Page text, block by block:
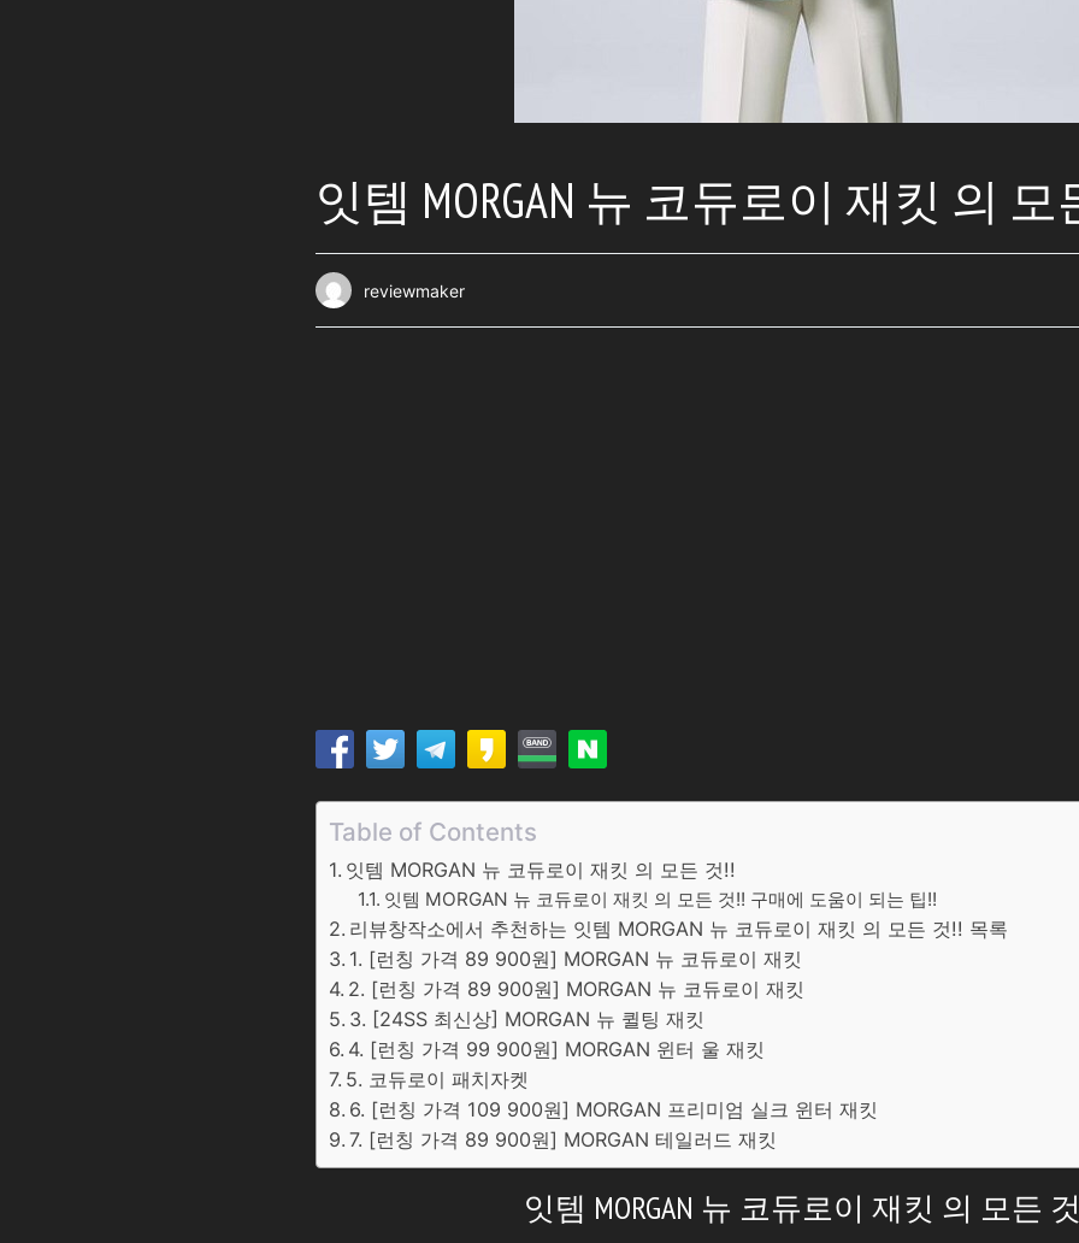
잇템 MORGAN 뉴 코듀로이 재킷 의 모
reviewmaker
Table of Contents
잇템 MORGAN 뉴 코듀로이 재킷 의 모든 것!!
잇템 MORGAN 뉴 코듀로이 재킷 의 모든 것!! 구매에 도움이 되는 팁!!
리뷰창작소에서 추천하는 잇템 MORGAN 뉴 코듀로이 재킷 의 모든 것!! 목록
1. [런칭 가격 89 900원] MORGAN 뉴 코듀로이 재킷
2. [런칭 가격 89 900원] MORGAN 뉴 코듀로이 재킷
3. [24SS 최신상] MORGAN 뉴 퀼팅 재킷
4. [런칭 가격 99 900원] MORGAN 윈터 울 재킷
5. 코듀로이 패치자켓
6. [런칭 가격 109 900원] MORGAN 프리미엄 실크 윈터 재킷
7. [런칭 가격 89 900원] MORGAN 테일러드 재킷
잇템 MORGAN 뉴 코듀로이 재킷 의 모든